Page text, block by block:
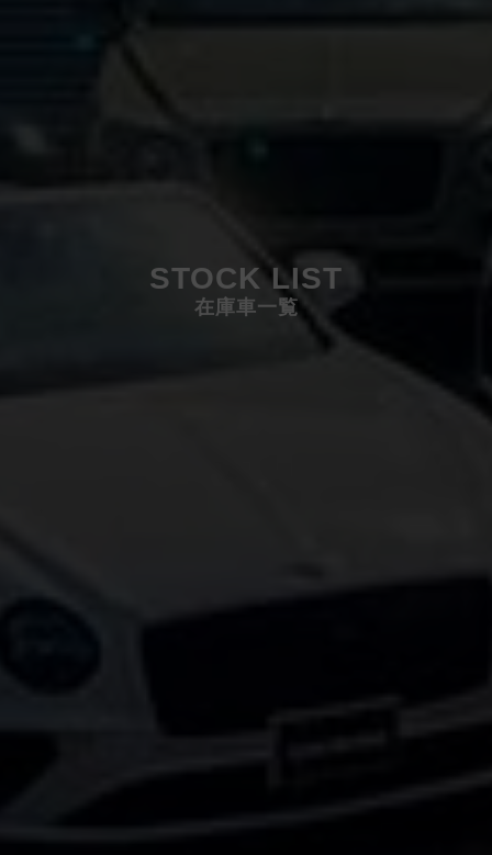
STOCK LIST
在庫車一覧